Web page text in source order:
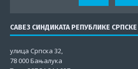
САВЕЗ СИНДИКАТА РЕПУБЛИКЕ СРПСКЕ
улица Српска 32,
78 000 Бањалука